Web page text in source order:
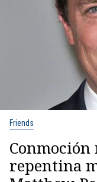
Friends
repentina